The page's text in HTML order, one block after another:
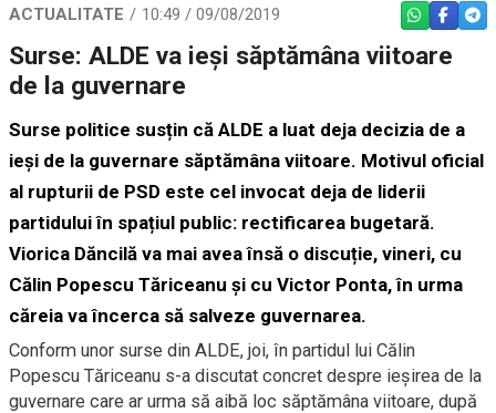
ACTUALITATE 10:49 / 09/08/2019 WHATSAPP
Surse: ALDE va ieși săptămâna viitoare
de la guvernare
Surse politice susțin că ALDE a luat deja decizia de a
ieși de la guvernare săptămâna viitoare. Motivul oficial
al rupturii de PSD este cel invocat deja de liderii
partidului în spațiul public: rectificarea bugetară.
Viorica Dăncilă va mai avea însă o discuție, vineri, cu
Călin Popescu Tăriceanu și cu Victor Ponta, în urma
căreia va încerca să salveze guvernarea.
Conform unor surse din ALDE, joi, în partidul lui Călin
Popescu Tăriceanu s-a discutat concret despre ieșirea de la
guvernare care ar urma să aibă loc săptămâna viitoare, după